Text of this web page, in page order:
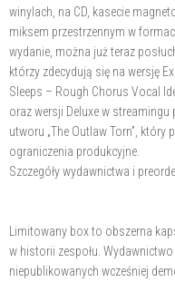
winylach, na CD, kasecie
miksem przestrzennym w
wydanie, można już teraz
którzy zdecydują się na wersję
Sleeps – Rough Chorus Vocal
oraz wersji Deluxe w streamingu
utworu „The Outlaw Torn”,
ograniczenia produkcyjne.
Szczegóły wydawnictwa i
Limitowany box to obszerna
w historii zespołu.
niepublikowanych wcześniej